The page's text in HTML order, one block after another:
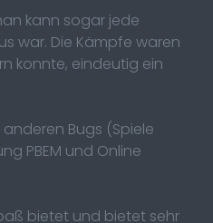
kann sogar jede
war. Die Kämpfe waren
konnte, eindeutig ein
Bugs (Spiele
PBEM und Online
bietet und bietet sehr